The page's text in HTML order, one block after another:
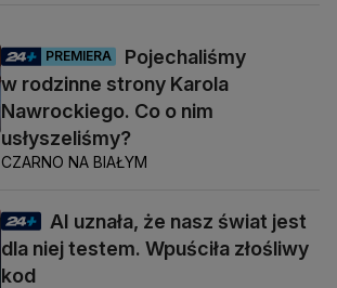
PREMIERA
Pojechaliśmy
w rodzinne strony Karola
Nawrockiego. Co o nim
usłyszeliśmy?
CZARNO NA BIAŁYM
AI uznała, że nasz świat jest
dla niej testem. Wpuściła złośliwy
kod